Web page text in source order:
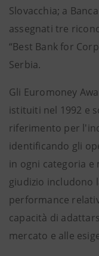
Slovacchia; a
assegnati tre
“Best Bank for
Serbia.
Gli Euromoney
istituiti nel 1992 e
riferimento per
identificando gli
in ogni categoria
giudizio includono
performance
capacità di
mercato e alle